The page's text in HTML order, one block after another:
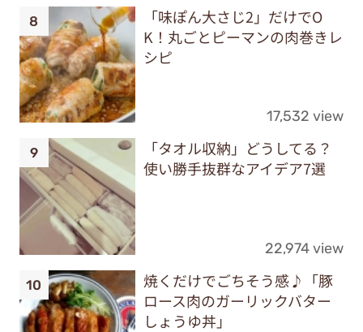
「味ぽん大さじ2」だけでO
K！丸ごとピーマンの肉巻きレ
シピ
17,532 view
「タオル収納」どうしてる？
使い勝手抜群なアイデア7選
22,974 view
焼くだけでごちそう感♪「豚
ロース肉のガーリックバター
しょうゆ丼」